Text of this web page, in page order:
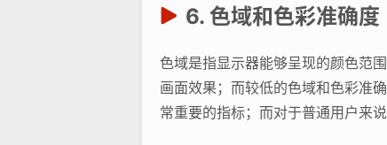
6. 色域和色彩准确度
色域是指显示器能够呈现的颜色范
画面效果；而较低的色域和色彩准
常重要的指标；而对于普通用户来